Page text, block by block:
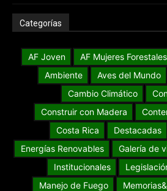
Categorías
AF Joven AF Mujeres Forestales
Ambiente
Aves del Mundo
Cambio Climático
Construir con Madera
Costa Rica
Destacadas
Energías Renovables
Galería de
Institucionales
Manejo de Fuego